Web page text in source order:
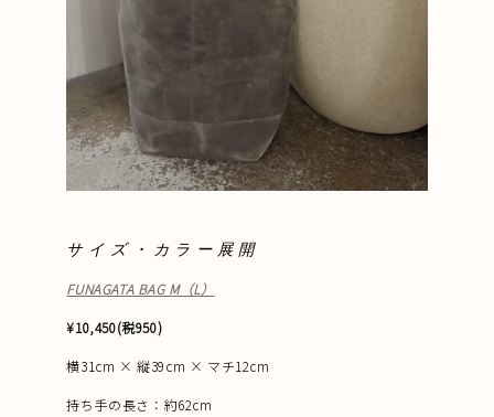
サイズ・カラー展開
FUNAGATA BAG M（L）
¥10,450(税950)
横31cm × 縦39cm × マチ12cm
持ち手の長さ：約62cm